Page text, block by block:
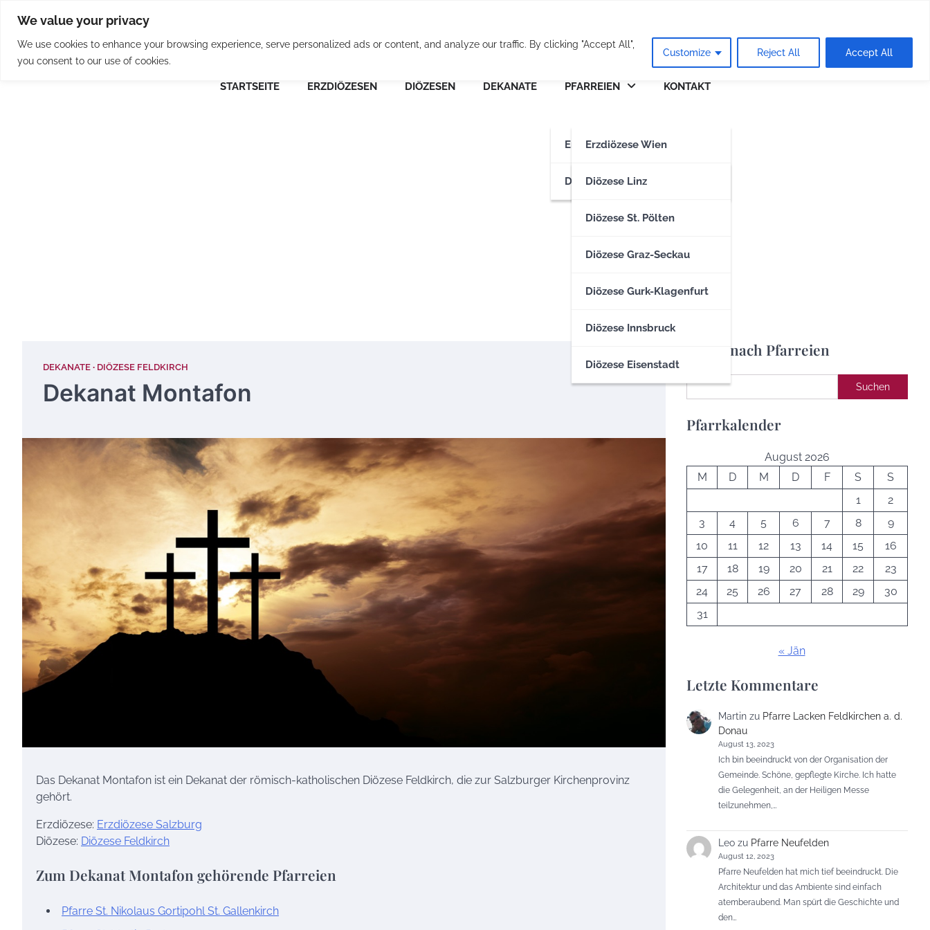
We value your privacy
We use cookies to enhance your browsing experience, serve personalized ads or content, and analyze our traffic. By clicking "Accept All",
you consent to our use of cookies.
Customize Reject All Accept All
content
Osterreichische Pfarreie
STARTSEITE ERZDIÖZESEN DIÖZESEN DEKANATE PFARREIEN
Erzdiözesen
Erzdiözese Wien
Erzdiözese Salzburg
DiözesenDiözese Linz
Diözese St. Pölten
Diözese Graz-Seckau
Diözese Gurk-Klagenfurt
Diözese Innsbruck
Diözese Eisenstadt
KONTAKT
DEKANATE DIÖZESE FELDKIRCH
Dekanat Montafon
Das Dekanat Montafon ist ein Dekanat der römisch-katholischen Diözese Feldkirch, die zur Salzburger Kirchenprovinz
gehört.
Erzdiözese: Erzdiözese Salzburg
Diözese: Diözese Feldkirch
Zum Dekanat Montafon gehörende Pfarreien
Pfarre St. Nikolaus Gortipohl St. Gallenkirch
Suche nach Pfarreien
Suchen Suchen
Pfarrkalender
August 2026
M
D M D F S
S
1
2
3
4 5 6 7 8
9
10
11 12 13 14 15
16
17
18 19 20 21 22
23
24
25 26 27 28 29
30
31
« Jän
Letzte Kommentare
Martin zu Pfarre Lacken Feldkirchen a. d.
Donau
August 13, 2023
Ich bin beeindruckt von der Organisation der
Gemeinde. Schöne, gepflegte Kirche. Ich hatte
die Gelegenheit, an der Heiligen Messe
teilzunehmen,…
Leo zu Pfarre Neufelden
August 12, 2023
Pfarre Neufelden hat mich tief beeindruckt. Die
Architektur und das Ambiente sind einfach
atemberaubend. Man spürt die Geschichte und
den…